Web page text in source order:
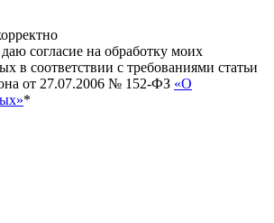
согласие на обработку моих
в соответствии с требованиями статьи
от 27.07.2006 № 152-ФЗ «О
*